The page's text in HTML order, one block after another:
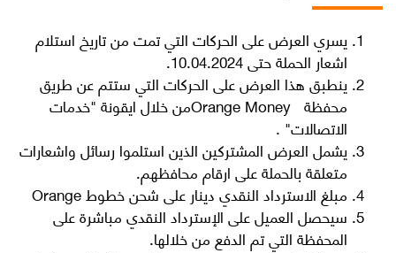
Max it
Orange Money
المساعدة
English العربية Orange إكسترا
يسري العرض على الحركات التي تمت من تاريخ استلام
اشعار الحملة حتى 10.04.2024.
ينطبق هذا العرض على الحركات التي ستتم عن طريق
محفظة Orange Moneyمن خلال ايقونة "خدمات
الاتصالات" .
يشمل العرض المشتركين الذين استلموا رسائل واشعارات
متعلقة بالحملة على ارقام محافظهم.
مبلغ الاسترداد النقديدينار على شحن خطوطOrange
سيحصل العميل على الإسترداد النقدي مباشرة على
المحفظة التي تم الدفع من خلالها.